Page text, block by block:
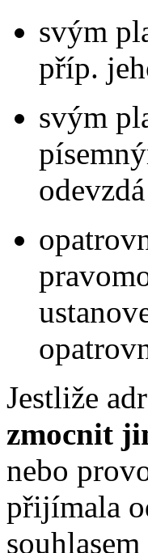
svým
příp.
svým
Jestliže
zmocnit
nebo
přijímala